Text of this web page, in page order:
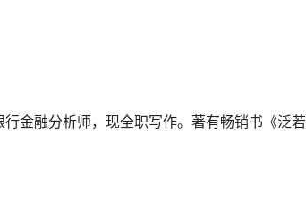
金融分析师，现全职写作。著有畅销书《泛